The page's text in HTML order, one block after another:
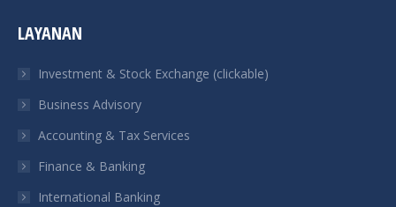
opens
new
window
opens
new
window
new
window
new
window
LAYANAN
Investment & Stock Exchange (clickable)
Business Advisory
Accounting & Tax Services
Finance & Banking
International Banking